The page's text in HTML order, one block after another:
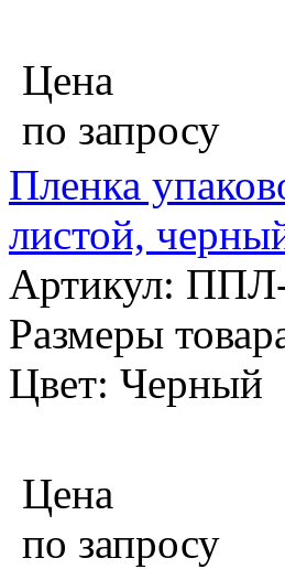
Цена
по запросу
Пленка
листой,
Артикул:
Размеры
Цвет: Черный
Цена
по запросу